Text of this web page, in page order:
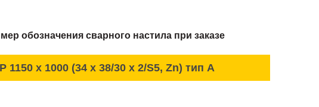
обозначения сварного настила при заказе
1150 x 1000 (34 x 38/30 x 2/S5, Zn) тип А